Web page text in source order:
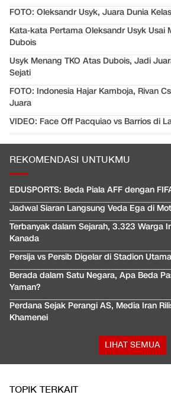
FOTO: Oleksandr Usyk, Juara Dunia
Kata-kata Pertama Oleksandr Usyk Usai
Dubois
Usyk Menang TKO Atas Dubois, Jadi
Sejati
FOTO: Indonesia Hajar Kamboja, Rivan
Juara
VIDEO: Face Off Pacquiao vs Barrios di
REKOMENDASI UNTUKMU
EDUSPORTS: Beda Piala AFF dengan
Jadwal Siaran Langsung Veda Ega di
Terbanyak dalam Sejarah, 3.323 Warga
Kanada
Persija vs Persib Digelar di Stadion
Berada dalam Satu Negara, Apa Beda
Yaman?
Perdana Sejak Perangi AS, Media Iran
Khamenei
LIHAT SEMUA
TOPIK TERKAIT